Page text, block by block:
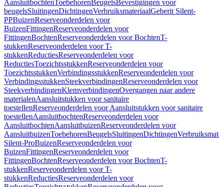
AansluitbochtenToebehorenBeugelsBevestigingen voor
beugelsSluitingenDichtingenVerbruiksmateriaalGeberit Silent-
PPBuizenReserveonderdelen voor
BuizenFittingenReserveonderdelen voor
FittingenBochtenReserveonderdelen voor BochtenT-
stukkenReserveonderdelen voor T-
stukkenReductiesReserveonderdelen voor
ReductiesToezichtsstukkenReserveonderdelen voor
ToezichtsstukkenVerbindingsstukkenReserveonderdelen voor
VerbindingsstukkenSteekverbindingenReserveonderdelen voor
SteekverbindingenKlemverbindingenOvergangen naar andere
materialenAansluitstukken voor sanitaire
toestellenReserveonderdelen voor Aansluitstukken voor sanitaire
toestellenAansluitbochtenReserveonderdelen voor
AansluitbochtenAansluitbuizenReserveonderdelen voor
AansluitbuizenToebehorenBeugelsSluitingenDichtingen
Silent-ProBuizenReserveonderdelen voor
BuizenFittingenReserveonderdelen voor
FittingenBochtenReserveonderdelen voor BochtenT-
stukkenReserveonderdelen voor T-
stukkenReductiesReserveonderdelen voor